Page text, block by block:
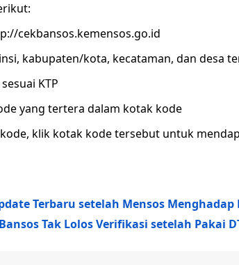
cekbansos.kemensos.go.id
kabupaten/kota, kecataman, dan desa
KTP
yang tertera dalam kotak kode
klik kotak kode tersebut untuk
Terbaru setelah Mensos Menghadap
Tak Lolos Verifikasi setelah Pakai